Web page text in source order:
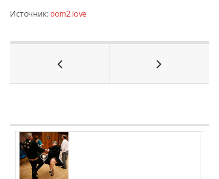
Источник: dom2.love